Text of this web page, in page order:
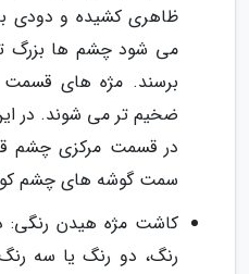
ظاهری کشیده و دودی
می شود چشم ها بزرگ
برسند. مژه های
ضخیم تر می شوند. در
در قسمت مرکزی چشم
سمت گوشه های چشم
کاشت مژه هیدن رنگی:
رنگ، دو رنگ یا سه